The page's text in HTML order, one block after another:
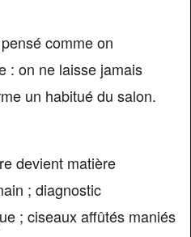
comme on
: on ne laisse jamais
un habitué du salon.
devient matière
; diagnostic
; ciseaux affûtés maniés